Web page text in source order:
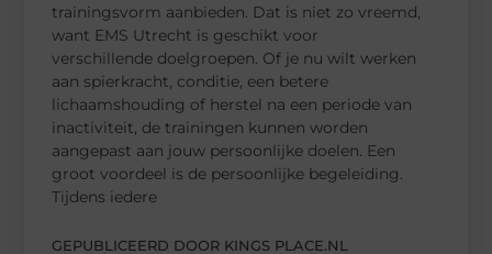
trainingsvorm aanbieden. Dat is niet zo vreemd,
want EMS Utrecht is geschikt voor
verschillende doelgroepen. Of je nu wilt werken
aan spierkracht, conditie, een betere
lichaamshouding of herstel na een periode van
inactiviteit, de trainingen kunnen worden
aangepast aan jouw persoonlijke doelen. Een
groot voordeel is de persoonlijke begeleiding.
Tijdens iedere
GEPUBLICEERD DOOR KINGS PLACE.NL